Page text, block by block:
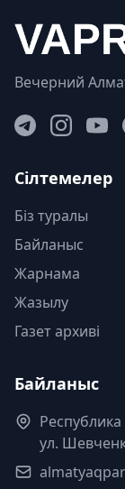
Вечерний
Сілтемелер
Біз туралы
Байланыс
Жарнама
Жазылу
Газет архиві
Байланыс
ул.